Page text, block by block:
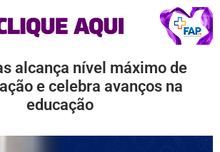
alcança nível máximo de
e celebra avanços na
educação